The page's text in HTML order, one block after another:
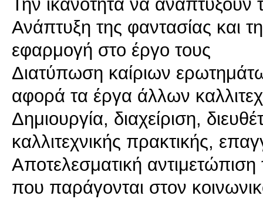
Την ικανότητα να
Ανάπτυξη της φαντασίας και
εφαρμογή στο έργο τους
Διατύπωση καίριων
αφορά τα έργα άλλων
Δημιουργία, διαχείριση,
καλλιτεχνικής πρακτικής,
Αποτελεσματική
που παράγονται στον